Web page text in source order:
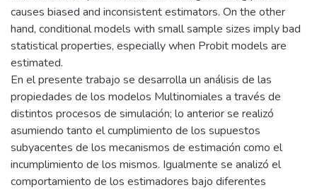
causes biased and inconsistent estimators. On the other
hand, conditional models with small sample sizes imply bad
statistical properties, especially when Probit models are
estimated.
En el presente trabajo se desarrolla un análisis de las
propiedades de los modelos Multinomiales a través de
distintos procesos de simulación; lo anterior se realizó
asumiendo tanto el cumplimiento de los supuestos
subyacentes de los mecanismos de estimación como el
incumplimiento de los mismos. Igualmente se analizó el
comportamiento de los estimadores bajo diferentes